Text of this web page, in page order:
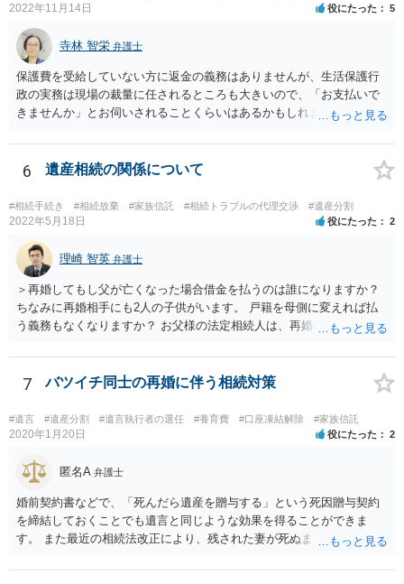
2022年11月14日 役にたった 5
寺林 智栄 弁護士
保護費を受給していない方に返金の義務はありませんが、生活保護行
政の実務は現場の裁量に任されるところも大きいので、「お支払いで
きませんか」とお伺いされることくらいはあるかもしれません。 通報
考えてご判断いただくのが良いと思います。
6 遺産相続の関係について
#相続手続き #相続放棄 #家族信託 #相続トラブルの代理交渉 #遺産分割
2022年5月18日 役にたった 2
理崎 智英 弁護士
＞再婚してもし父が亡くなった場合借金を払うのは誰になりますか？
ちなみに再婚相手にも2人の子供がいます。 戸籍を母側に変えれば払
う義務もなくなりますか？ お父様の法定相続人は、再婚相手とご相談
戸籍がどこにあるのかは関係ありません。 ただし、お父様が亡くなっ
たことを知ってから３か月以内に家庭裁判所にて「相続放棄」の手続
7 バツイチ同士の再婚に伴う相続対策
#遺言 #遺産分割 #遺言執行者の選任 #養育費 #口座凍結解除 #家族信託
2020年1月20日 役にたった 2
匿名A 弁護士
婚前契約書などで、「死んだら遺産を贈与する」という死因贈与契約
を締結しておくことでも遺言と同じような効果を得ることができま
す。 また最近の相続法改正により、残された妻が死ぬまで家に住み続
で、その制度を活用する方法も考えられます。 もし契約書の作成まで